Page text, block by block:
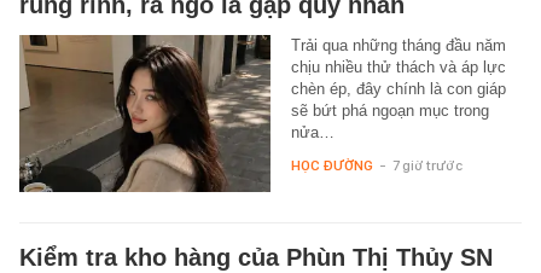
Trải qua những tháng đầu năm
chịu nhiều thử thách và áp lực
chèn ép, đây chính là con giáp
sẽ bứt phá ngoạn mục trong
nửa…
HỌC ĐƯỜNG - 7 giờ trước
Kiểm tra kho hàng của Phùn Thị Thủy SN